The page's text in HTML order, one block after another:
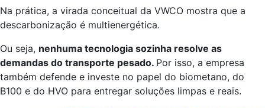
Na prática, a virada conceitual da VWCO mostra que a
descarbonização é multienergética.
Ou seja, nenhuma tecnologia sozinha resolve as
demandas do transporte pesado. Por isso, a empresa
também defende e investe no papel do biometano, do
B100 e do HVO para entregar soluções limpas e reais.